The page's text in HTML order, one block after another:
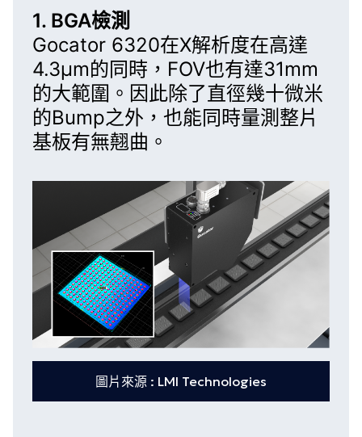
1. BGA檢測
Gocator 6320在X解析度在高達
4.3µm的同時，FOV也有達31mm
的大範圍。因此除了直徑幾十微米
的Bump之外，也能同時量測整片
基板有無翹曲。
圖片來源 : LMI Technologies